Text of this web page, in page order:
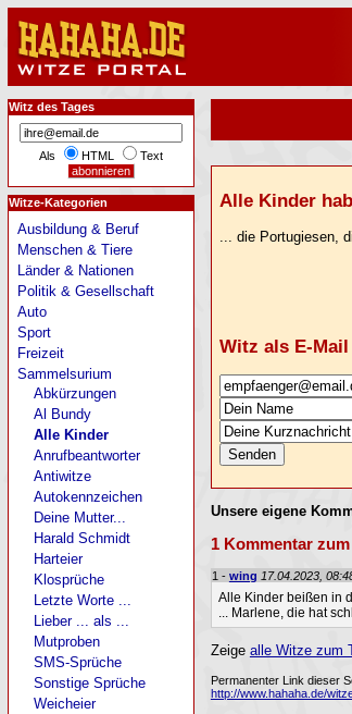
Alle Kinder
... die Portugiesen,
Witz als E-
Unsere eigene
1 Kommentar
1 - wing 17.04.2023,
Alle Kinder beißen in
... Marlene, die hat
Zeige alle Witze zum
Permanenter Link dieser
http://www.hahaha.de/
Witz des Tages
Als HTML Text
Witze-Kategorien
Ausbildung & Beruf
Menschen & Tiere
Länder & Nationen
Politik & Gesellschaft
Auto
Sport
Freizeit
Sammelsurium
Abkürzungen
Al Bundy
Alle Kinder
Anrufbeantworter
Antiwitze
Autokennzeichen
Deine Mutter...
Harald Schmidt
Harteier
Klosprüche
Letzte Worte ...
Lieber ... als ...
Mutproben
SMS-Sprüche
Sonstige Sprüche
Weicheier